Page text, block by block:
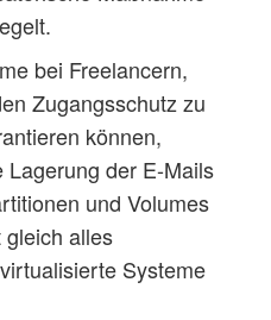
bei Freelancern,
Zugangsschutz zu
können,
der E-Mails
und Volumes
alles
Systeme